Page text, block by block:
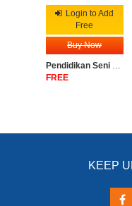
Login to Add
Free
Buy Now
Pendidikan Seni Visual Tingkatan 3
FREE
KEEP